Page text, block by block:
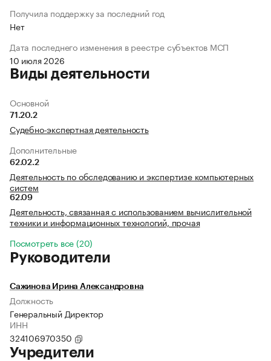
Получила поддержку за последний год
Нет
Дата последнего изменения в реестре субъектов МСП
10 июля 2026
Виды деятельности
Основной
71.20.2
Судебно-экспертная деятельность
Дополнительные
62.02.2
Деятельность по обследованию и экспертизе компьютерных
систем
62.09
Деятельность, связанная с использованием вычислительной
техники и информационных технологий, прочая
Посмотреть все (20)
Руководители
Сажинова Ирина Александровна
Должность
Генеральный Директор
ИНН
324106970350
Учредители